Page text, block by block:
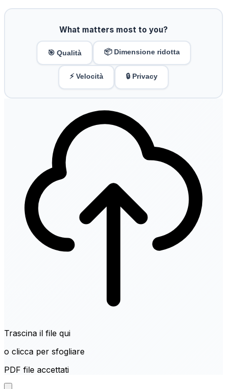
What matters most to you?
🎯 Qualità 📦 Dimensione ridotta
⚡ Velocità 🔒 Privacy
Trascina il file qui
o clicca per sfogliare
PDF file accettati